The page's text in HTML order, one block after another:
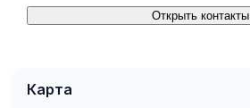
Открыть контакты
Карта